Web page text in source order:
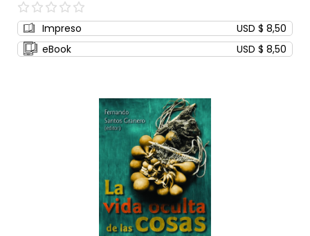
0%
Impreso
USD $ 8,50
eBook
USD $ 8,50